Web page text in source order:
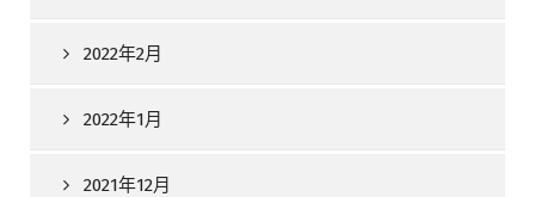
2022年2月
2022年1月
2021年12月